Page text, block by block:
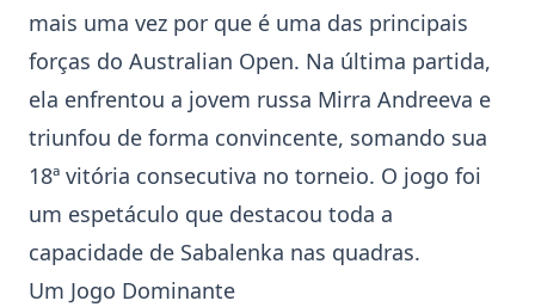
mais uma vez por que é uma das principais
forças do Australian Open. Na última partida,
ela enfrentou a jovem russa Mirra Andreeva e
triunfou de forma convincente, somando sua
18ª vitória consecutiva no torneio. O jogo foi
um espetáculo que destacou toda a
capacidade de Sabalenka nas quadras.
Um Jogo Dominante